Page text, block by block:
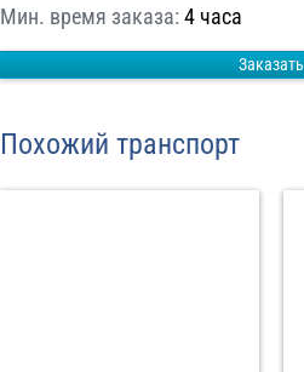
Мин. время заказа: 4 часа
Заказать
Похожий транспорт